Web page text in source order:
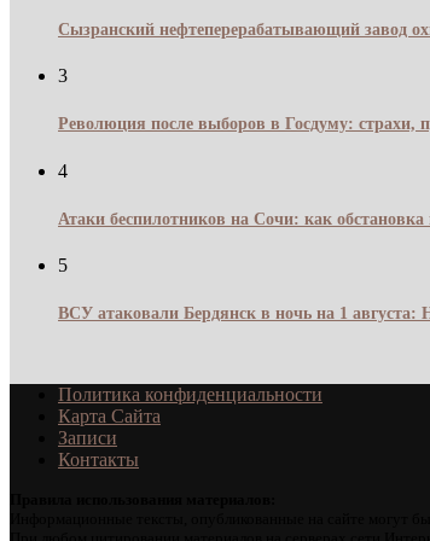
Сызранский нефтеперерабатывающий завод
3
Революция после выборов в Госдуму: страхи,
4
Атаки беспилотников на Сочи: как
5
ВСУ атаковали Бердянск в ночь на 1
Политика конфиденциальности
Карта Сайта
Записи
Контакты